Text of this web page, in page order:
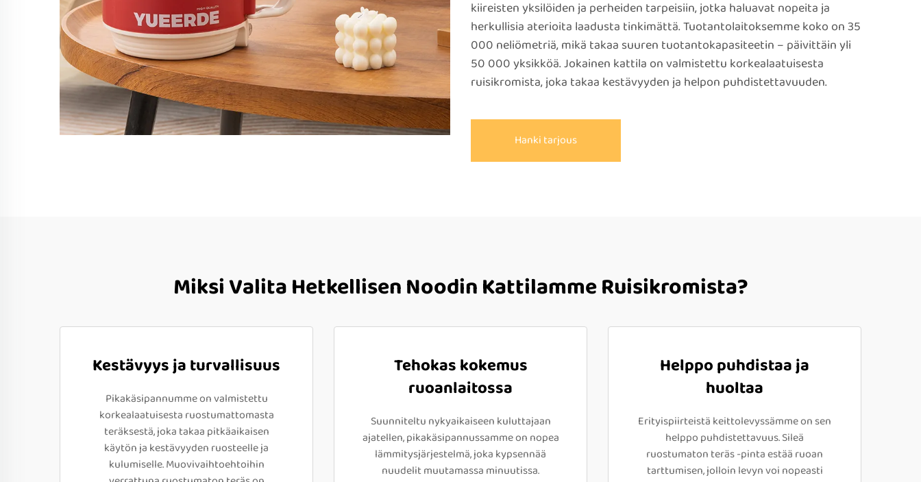
kiireisten yksilöiden ja perheiden tarpeisiin, jotka haluavat nopeita ja
herkullisia aterioita laadusta tinkimättä. Tuotantolaitoksemme koko on 35
000 neliömetriä, mikä takaa suuren tuotantokapasiteetin – päivittäin yli
50 000 yksikköä. Jokainen kattila on valmistettu korkealaatuisesta
ruisikromista, joka takaa kestävyyden ja helpon puhdistettavuuden.
Hanki tarjous
Miksi Valita Hetkellisen Noodin Kattilamme Ruisikromista?
Kestävyys ja turvallisuus
Pikakäsipannumme on valmistettu
korkealaatuisesta ruostumattomasta
teräksestä, joka takaa pitkäaikaisen
käytön ja kestävyyden ruosteelle ja
kulumiselle. Muovivaihtoehtoihin
Tehokas kokemus
ruoanlaitossa
Suunniteltu nykyaikaiseen kuluttajaan
ajatellen, pikakäsipannussamme on nopea
lämmitysjärjestelmä, joka kypsennää
nuudelit muutamassa minuutissa.
Helppo puhdistaa ja
huoltaa
Erityispiirteistä keittolevyssämme on sen
helppo puhdistettavuus. Sileä
ruostumaton teräs -pinta estää ruoan
tarttumisen, jolloin levyn voi nopeasti